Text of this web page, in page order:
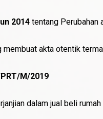
2014 tentang Perubahan
membuat akta otentik
M/2019
dalam jual beli